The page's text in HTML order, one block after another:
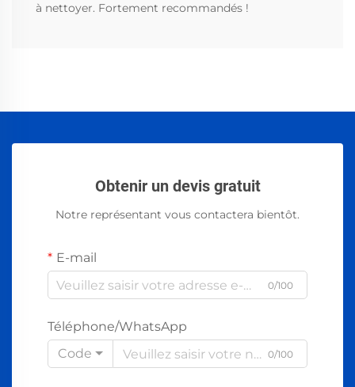
à nettoyer. Fortement recommandés !
Obtenir un devis gratuit
Notre représentant vous contactera bientôt.
E-mail
0/100
Téléphone/WhatsApp
Code
0/100